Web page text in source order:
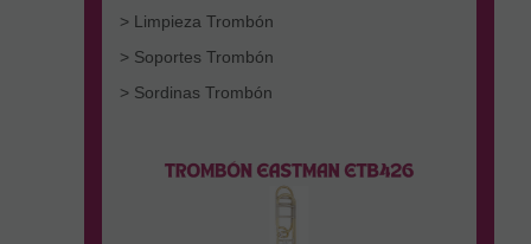
> Limpieza Trombón
> Soportes Trombón
> Sordinas Trombón